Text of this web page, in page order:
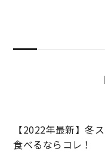
【2022年最新】冬
食べるならコレ！